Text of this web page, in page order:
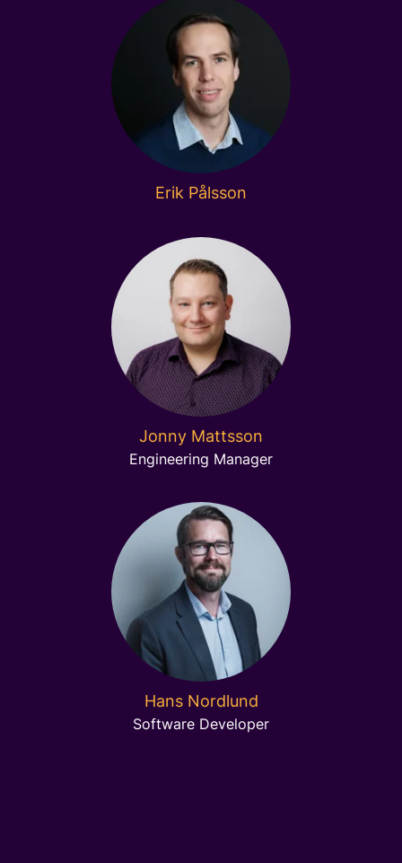
Erik Pålsson
Jonny Mattsson
Engineering Manager
Hans Nordlund
Software Developer